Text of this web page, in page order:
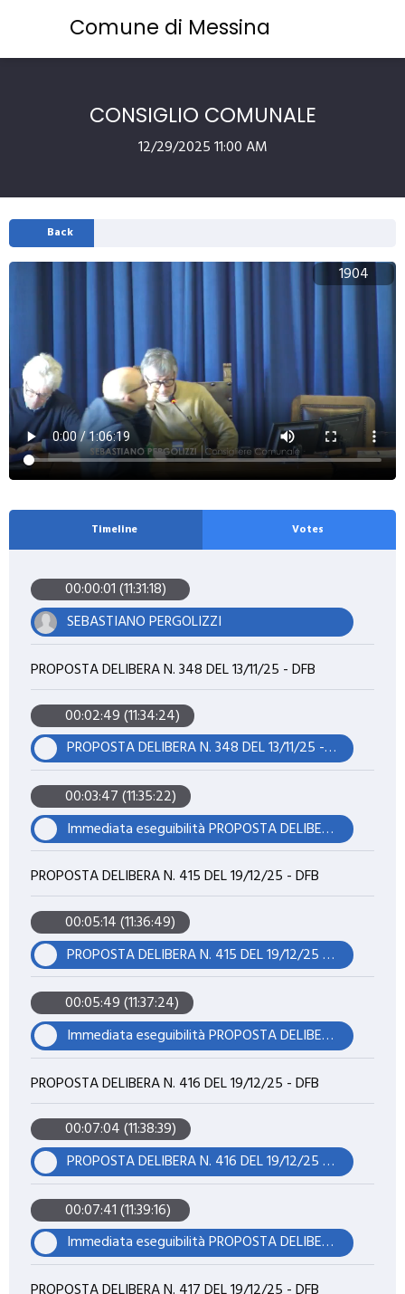
Comune di Messina
CONSIGLIO COMUNALE
12/29/2025 11:00 AM
Back
1904
Timeline Votes
00:00:01 (11:31:18)
SEBASTIANO PERGOLIZZI
PROPOSTA DELIBERA N. 348 DEL 13/11/25 - DFB
00:02:49 (11:34:24)
PROPOSTA DELIBERA N. 348 DEL 13/11/25 - DFB
00:03:47 (11:35:22)
Immediata eseguibilità PROPOSTA DELIBERA N. 348 DEL 13/11/25 - DFB
PROPOSTA DELIBERA N. 415 DEL 19/12/25 - DFB
00:05:14 (11:36:49)
PROPOSTA DELIBERA N. 415 DEL 19/12/25 - DFB
00:05:49 (11:37:24)
Immediata eseguibilità PROPOSTA DELIBERA N. 415 DEL 19/12/25 - DFB
PROPOSTA DELIBERA N. 416 DEL 19/12/25 - DFB
00:07:04 (11:38:39)
PROPOSTA DELIBERA N. 416 DEL 19/12/25 - DFB
00:07:41 (11:39:16)
Immediata eseguibilità PROPOSTA DELIBERA N. 416 DEL 19/12/25 - DFB